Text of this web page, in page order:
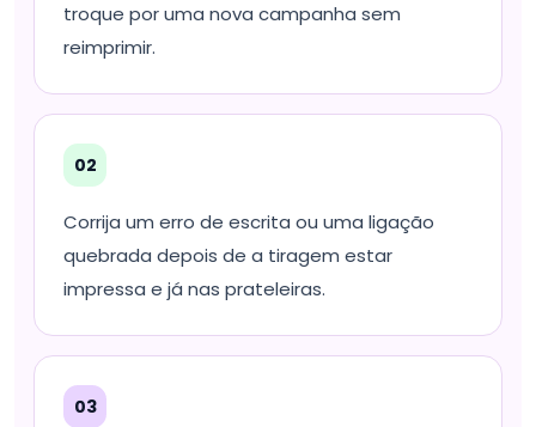
troque por uma nova campanha sem
reimprimir.
02
Corrija um erro de escrita ou uma ligação
quebrada depois de a tiragem estar
impressa e já nas prateleiras.
03